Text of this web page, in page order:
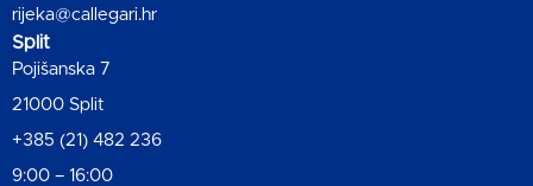
rijeka@callegari.hr
Split
Pojišanska 7
21000 Split
+385 (21) 482 236
9:00 – 16:00